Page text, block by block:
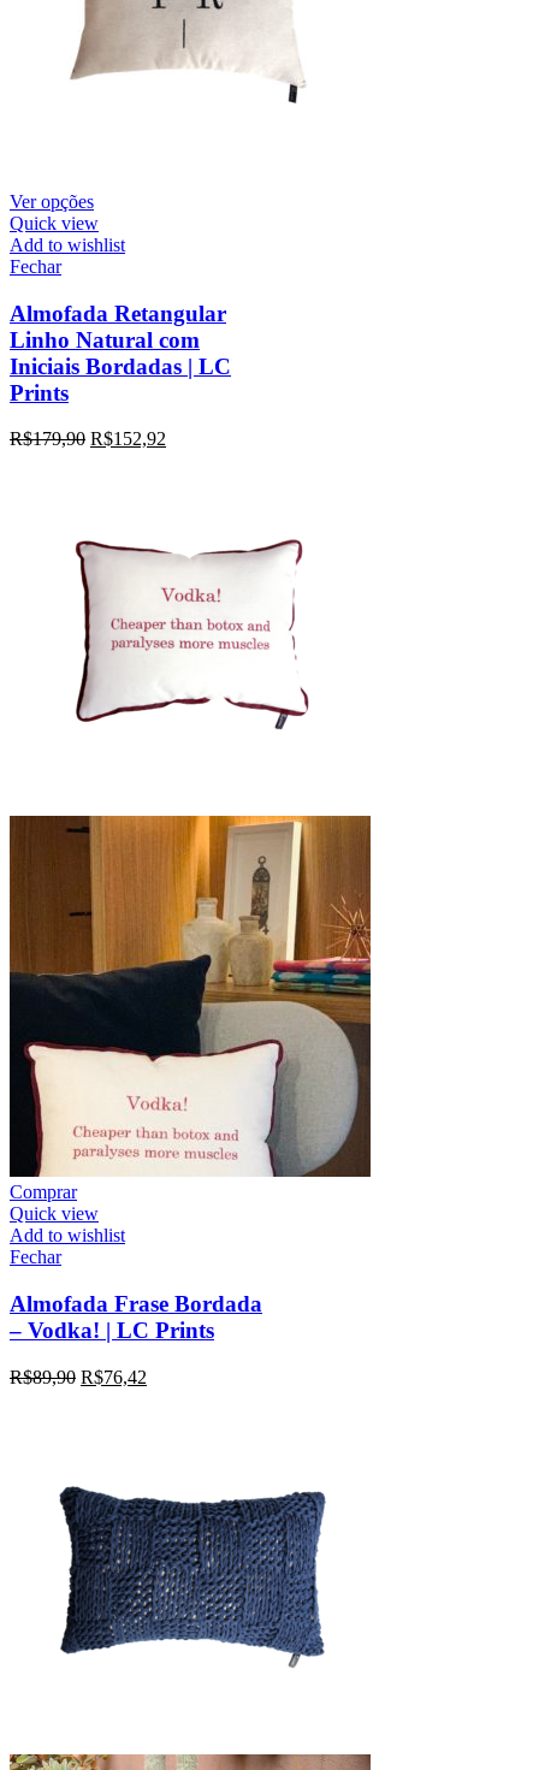
Ver opções
Quick view
Add to wishlist
Fechar
Almofada Retangular
Linho Natural com
Iniciais Bordadas | LC
Prints
R$179,90 R$152,92
Comprar
Quick view
Add to wishlist
Fechar
Almofada Frase Bordada
– Vodka! | LC Prints
R$89,90 R$76,42